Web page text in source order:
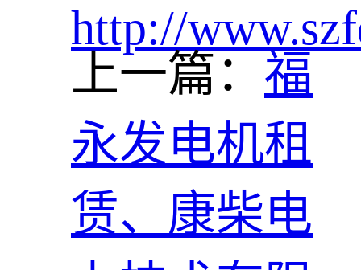
http://
上一篇： 福
永发电机租
赁、康柴电